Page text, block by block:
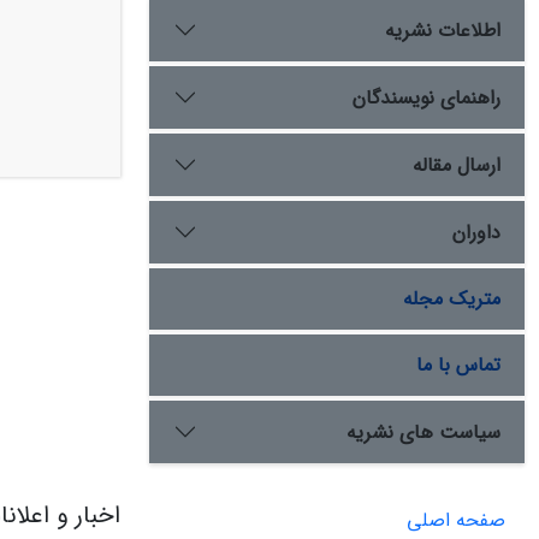
اطلاعات نشریه
راهنمای نویسندگان
ارسال مقاله
داوران
متریک مجله
تماس با ما
سیاست های نشریه
صفحه اصلی اخبار و